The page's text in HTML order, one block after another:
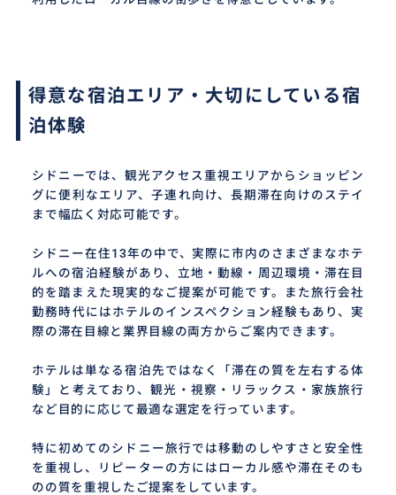
得意な宿泊エリア・大切にしている宿
泊体験
シドニーでは、観光アクセス重視エリアからショッピン
グに便利なエリア、子連れ向け、長期滞在向けのステイ
まで幅広く対応可能です。
シドニー在住13年の中で、実際に市内のさまざまなホテ
ルへの宿泊経験があり、立地・動線・周辺環境・滞在目
的を踏まえた現実的なご提案が可能です。また旅行会社
勤務時代にはホテルのインスペクション経験もあり、実
際の滞在目線と業界目線の両方からご案内できます。
ホテルは単なる宿泊先ではなく「滞在の質を左右する体
験」と考えており、観光・視察・リラックス・家族旅行
など目的に応じて最適な選定を行っています。
特に初めてのシドニー旅行では移動のしやすさと安全性
を重視し、リピーターの方にはローカル感や滞在そのも
のの質を重視したご提案をしています。